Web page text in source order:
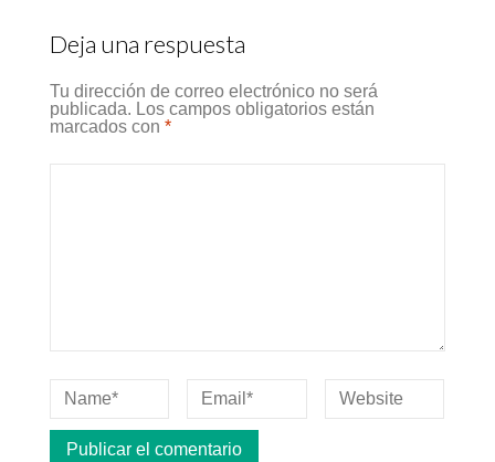
Deja una respuesta
Tu dirección de correo electrónico no será
publicada. Los campos obligatorios están
marcados con *